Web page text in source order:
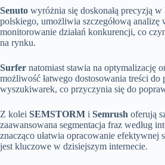
Senuto wyróżnia się doskonałą precyzją
polskiego, umożliwia szczegółową analizę
monitorowanie działań konkurencji, co
na rynku.
Surfer natomiast stawia na optymalizację
możliwość łatwego dostosowania treści
wyszukiwarek, co przyczynia się do
Z kolei SEMSTORM i Semrush oferują
zaawansowana segmentacja fraz według
znacząco ułatwia opracowanie efektywnej
jest kluczowe w dzisiejszym internecie.